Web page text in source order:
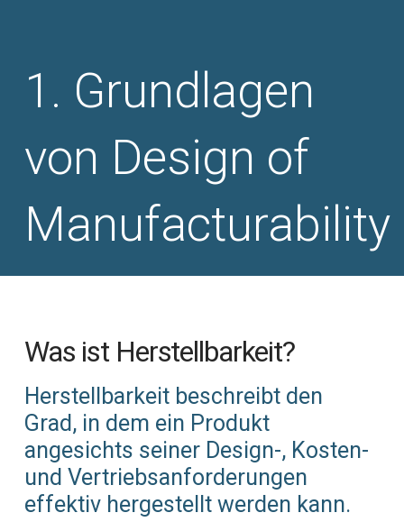
Grundlagen
von Design of
Manufacturability
Was ist Herstellbarkeit?
Herstellbarkeit beschreibt den
Grad, in dem ein Produkt
angesichts seiner Design-, Kosten-
und Vertriebsanforderungen
effektiv hergestellt werden kann.